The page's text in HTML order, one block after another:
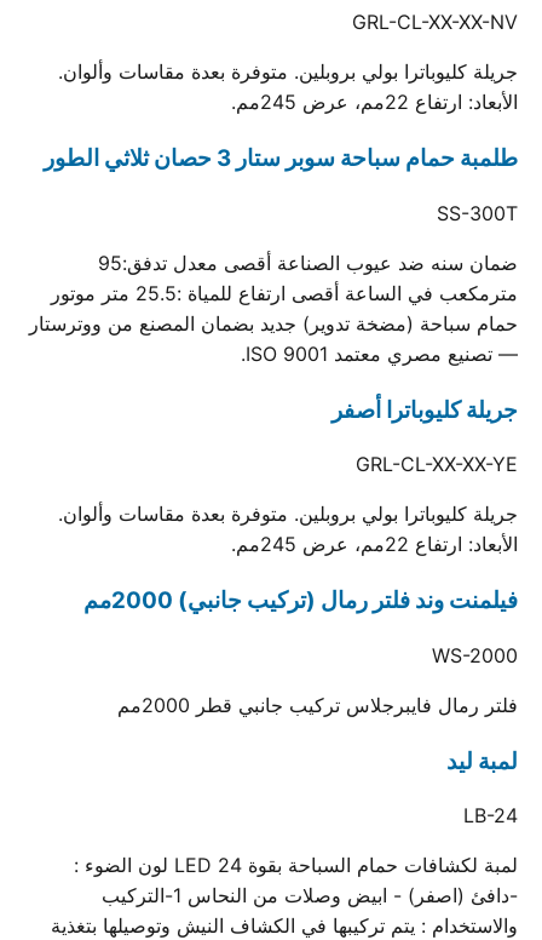
GRL-CL-XX-XX-NV
جريلة كليوباترا بولي بروبلين. متوفرة بعدة مقاسات وألوان.
الأبعاد: ارتفاع 22مم، عرض 245مم.
طلمبة حمام سباحة سوبر ستار 3 حصان ثلاثي الطور
SS-300T
ضمان سنه ضد عيوب الصناعة أقصى معدل تدفق:95
مترمكعب في الساعة أقصى ارتفاع للمياة :25.5 متر موتور
حمام سباحة (مضخة تدوير) جديد بضمان المصنع من ووترستار
— تصنيع مصري معتمد ISO 9001.
جريلة كليوباترا أصفر
GRL-CL-XX-XX-YE
جريلة كليوباترا بولي بروبلين. متوفرة بعدة مقاسات وألوان.
الأبعاد: ارتفاع 22مم، عرض 245مم.
فيلمنت وند فلتر رمال (تركيب جانبي) 2000مم
WS-2000
فلتر رمال فايبرجلاس تركيب جانبي قطر 2000مم
لمبة ليد
LB-24
لمبة لكشافات حمام السباحة بقوة 24 LED لون الضوء :
-دافئ (اصفر) - ابيض وصلات من النحاس 1-التركيب
والاستخدام : يتم تركيبها في الكشاف النيش وتوصيلها بتغذية